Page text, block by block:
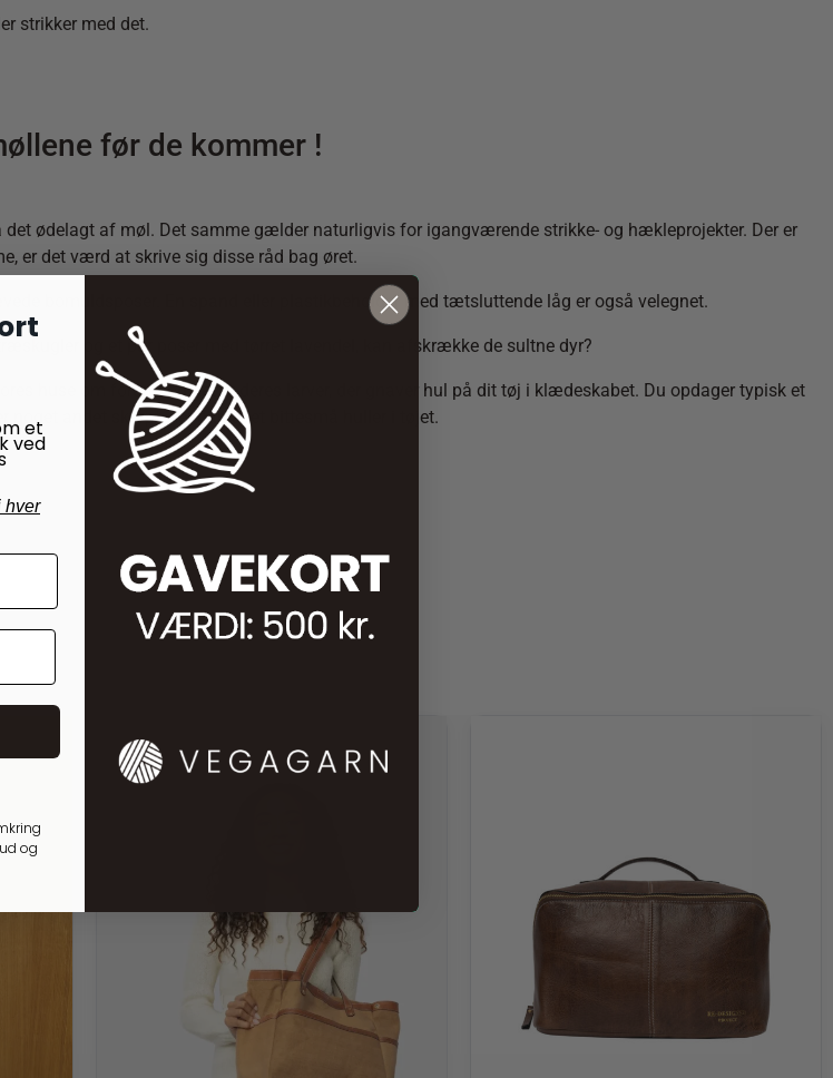
strikker med det.
før de kommer !
ødelagt af møl. Det samme gælder naturligvis for igangværende strikke- og hækleprojekter. Der er
er det værd at skrive sig disse råd bag øret.
bomuldsposer. En spand eller plastikbeholder med tætsluttende låg er også velegnet.
og et par poser med tørret lavendel, kan afskrække de sultne dyr?
huse om foråret og det er deres larver, der gnaver hul på dit tøj i klædeskabet. Du opdager typisk et
noget andet skarpt, der har lavet bittesmå huller i tøjet.
et
ved
hver
og